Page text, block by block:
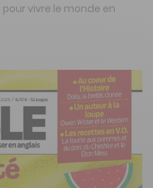
vivre le monde en